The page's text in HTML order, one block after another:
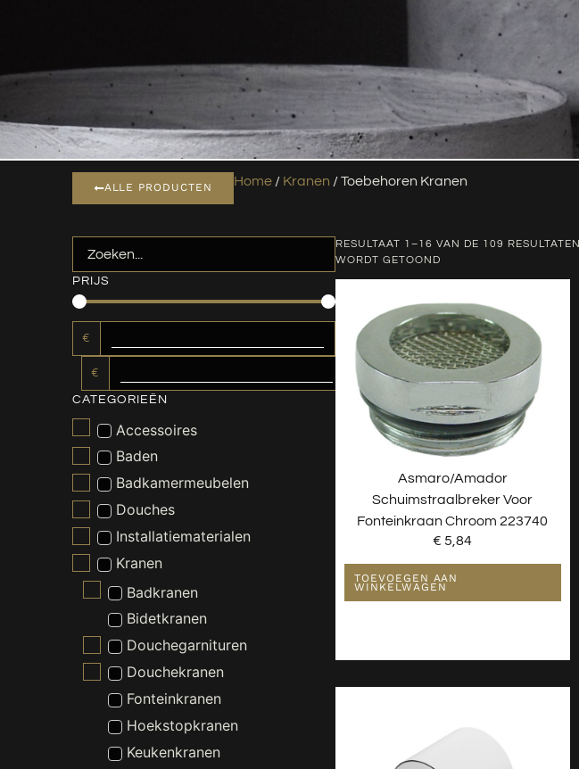
ALLE PRODUCTEN Home/ Kranen / Toebehoren Kranen
PRIJS
€
€
CATEGORIEËN
Accessoires
Baden
Badkamermeubelen
Douches
Installatiematerialen
Kranen
Badkranen
Bidetkranen
Douchegarnituren
Douchekranen
Fonteinkranen
Hoekstopkranen
Keukenkranen
RESULTAAT 1–16 VAN DE 109 RESULTATEN
WORDT GETOOND
Asmaro/Amador
Schuimstraalbreker Voor
Fonteinkraan Chroom 223740
€ 5,84
TOEVOEGEN AAN
WINKELWAGEN